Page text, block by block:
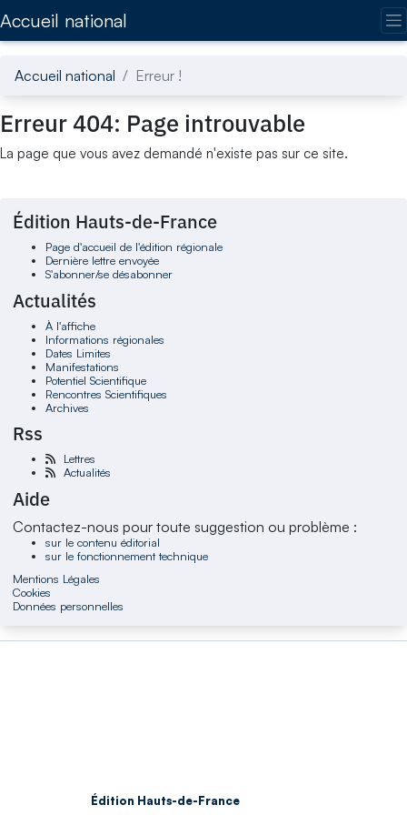
Accueil national
Accueil national Erreur !
Erreur 404: Page introuvable
La page que vous avez demandé n'existe pas sur ce site.
Édition Hauts-de-France
Page d'accueil de l'édition régionale
Dernière lettre envoyée
S'abonner/se désabonner
Actualités
À l'affiche
Informations régionales
Dates Limites
Manifestations
Potentiel Scientifique
Rencontres Scientifiques
Archives
Rss
Lettres
Actualités
Aide
Contactez-nous pour toute suggestion ou problème :
sur le contenu éditorial
sur le fonctionnement technique
Mentions Légales
Cookies
Données personnelles
Édition Hauts-de-France